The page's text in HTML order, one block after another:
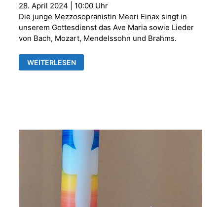
28. April 2024 | 10:00 Uhr
Die junge Mezzosopranistin Meeri Einax singt in
unserem Gottesdienst das Ave Maria sowie Lieder
von Bach, Mozart, Mendelssohn und Brahms.
GOTTESDIENST
AM
WEITERLESEN